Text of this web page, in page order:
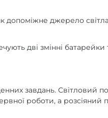
джерело
дві змінні батарейки
завдань. Світловий
роботи, а розсіяний